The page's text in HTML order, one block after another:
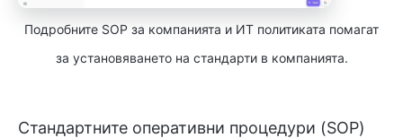
Подробните SOP за компанията и ИТ политиката помагат
за установяването на стандарти в компанията.
Стандартните оперативни процедури (SOP)